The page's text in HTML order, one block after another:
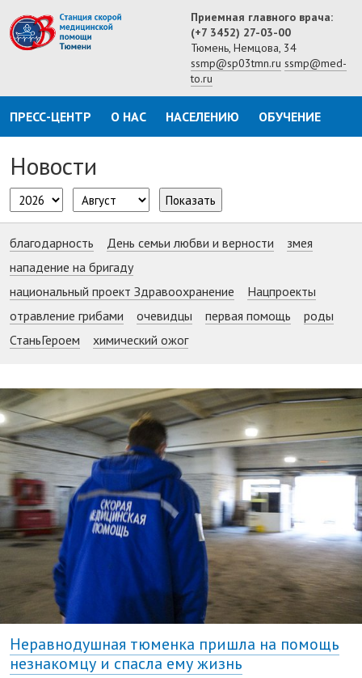
Приемная главного врача:
(+7 3452) 27-03-00
Тюмень, Немцова, 34
ssmp@sp03tmn.ru ssmp@med-
to.ru
ПРЕСС-ЦЕНТР О НАС НАСЕЛЕНИЮ ОБУЧЕНИЕ
Новости
Показать
благодарность День семьи любви и верности
змея
нападение на бригаду
национальный проект Здравоохранение
Нацпроекты
отравление грибами
очевидцы первая помощь
роды
СтаньГероем
химический ожог
Неравнодушная тюменка пришла на помощь
незнакомцу и спасла ему жизнь